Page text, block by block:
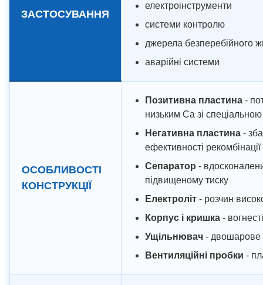
ЗАСТОСУВАННЯ
електроінструменти
системи контролю
джерела безперебійного
аварійні системи
ОСОБЛИВОСТІ
КОНСТРУКЦІЇ
Позитивна пластина -
низьким Ca зі
Негативна пластина -
ефективності рекомбінації
Сепаратор -
підвищеному тиску
Електроліт - розчин
Корпус і кришка -
Ущільнювач - двошарове
Вентиляційні пробки -